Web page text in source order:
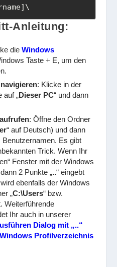
Anleitung:
dieWindows
Taste + E, um den
: Klicke in der
auf „Dieser PC“ und dann
: Öffne den Ordner
“ auf Deutsch) und dann
Es gibt
Trick. Wenn Ihr
Fenster mit der Windows
2 Punkte „..“ eingebt
ebenfalls der Windows
„C:\Users“ bzw.
Weiterführende
Ihr auch in unserer
Dialog mit „..“
Profilverzeichnis